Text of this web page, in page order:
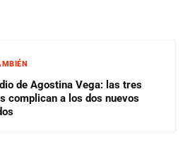
de Agostina Vega: las tres
complican a los dos nuevos